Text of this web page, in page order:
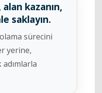
alan kazanın,
saklayın.
sürecini
yerine,